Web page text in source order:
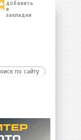
добавить
в
закладки